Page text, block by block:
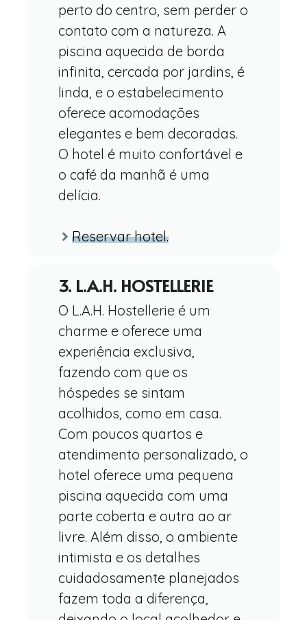
perto do centro, sem perder o
contato com a natureza. A
piscina aquecida de borda
infinita, cercada por jardins, é
linda, e o estabelecimento
oferece acomodações
elegantes e bem decoradas.
O hotel é muito confortável e
o café da manhã é uma
delícia.
Reservar hotel.
3. L.A.H. HOSTELLERIE
O L.A.H. Hostellerie é um
charme e oferece uma
experiência exclusiva,
fazendo com que os
hóspedes se sintam
acolhidos, como em casa.
Com poucos quartos e
atendimento personalizado, o
hotel oferece uma pequena
piscina aquecida com uma
parte coberta e outra ao ar
livre. Além disso, o ambiente
intimista e os detalhes
cuidadosamente planejados
fazem toda a diferença,